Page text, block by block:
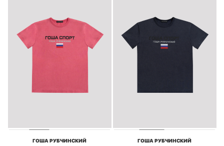
ГОША РУБЧИНСКИЙ ГОША РУБЧИНСКИЙ